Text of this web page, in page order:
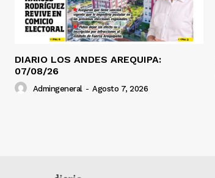
DIARIO LOS ANDES AREQUIPA:
07/08/26
Admingeneral - Agosto 7, 2026